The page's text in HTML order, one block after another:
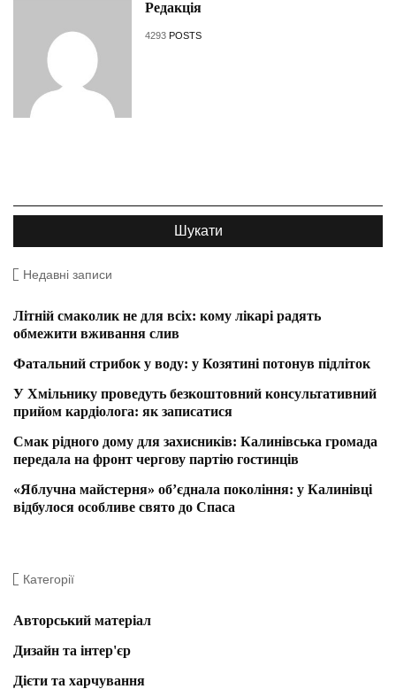
Редакція
4293 POSTS
Недавні записи
Літній смаколик не для всіх: кому лікарі радять
обмежити вживання слив
Фатальний стрибок у воду: у Козятині потонув підліток
У Хмільнику проведуть безкоштовний консультативний
прийом кардіолога: як записатися
Смак рідного дому для захисників: Калинівська громада
передала на фронт чергову партію гостинців
«Яблучна майстерня» об’єднала покоління: у Калинівці
відбулося особливе свято до Спаса
Категорії
Авторський матеріал
Дизайн та інтер'єр
Дієти та харчування